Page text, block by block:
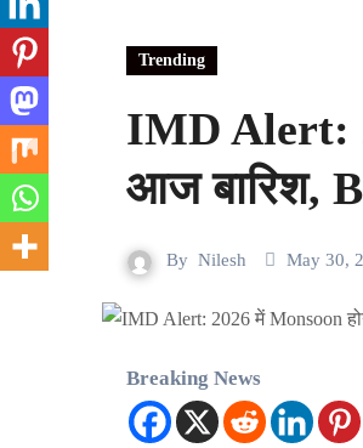
Trending
IMD Alert:
आज बारिश,
By Nilesh May 30,
Breaking News